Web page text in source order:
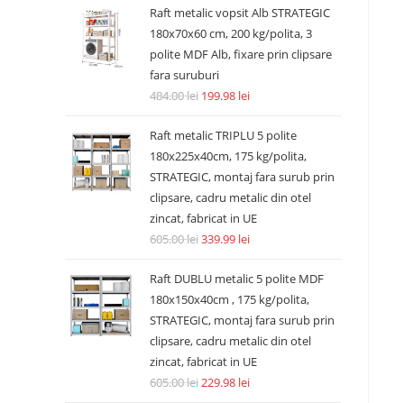
Raft metalic vopsit Alb STRATEGIC
180x70x60 cm, 200 kg/polita, 3
polite MDF Alb, fixare prin clipsare
fara suruburi
484.00lei 199.98 lei
Raft metalic TRIPLU 5 polite
180x225x40cm, 175 kg/polita,
STRATEGIC, montaj fara surub prin
clipsare, cadru metalic din otel
zincat, fabricat in UE
605.00lei339.99 lei
Raft DUBLU metalic 5 polite MDF
180x150x40cm , 175 kg/polita,
STRATEGIC, montaj fara surub prin
clipsare, cadru metalic din otel
zincat, fabricat in UE
605.00lei229.98 lei